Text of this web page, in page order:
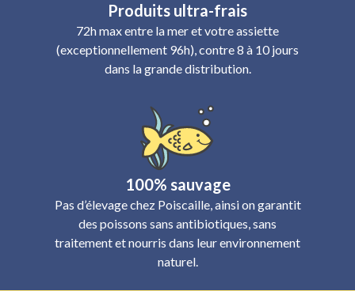
Produits ultra-frais
72h max entre la mer et votre assiette
(exceptionnellement 96h), contre 8 à 10 jours
dans la grande distribution.
100% sauvage
Pas d’élevage chez Poiscaille, ainsi on garantit
des poissons sans antibiotiques, sans
traitement et nourris dans leur environnement
naturel.